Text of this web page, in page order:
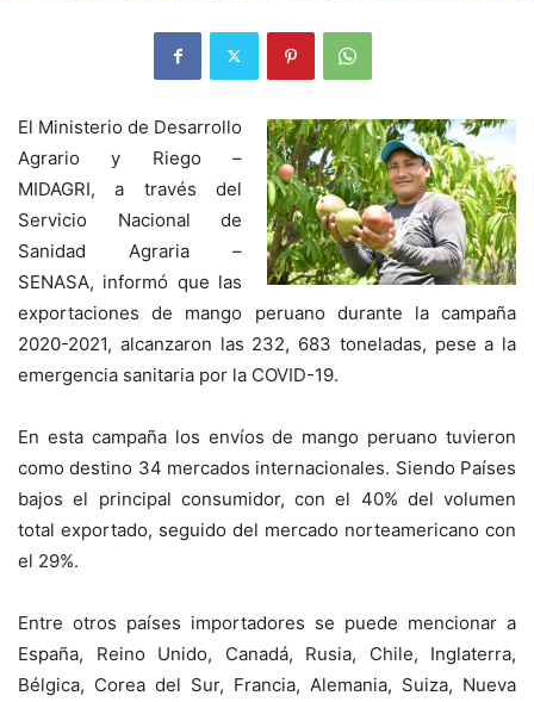
El Ministerio de Desarrollo
Agrario y Riego –
MIDAGRI, a través del
Servicio Nacional de
Sanidad Agraria –
SENASA, informó que las
exportaciones de mango peruano durante la campaña
2020-2021, alcanzaron las 232, 683 toneladas, pese a la
emergencia sanitaria por la COVID-19.
En esta campaña los envíos de mango peruano tuvieron
como destino 34 mercados internacionales. Siendo Países
bajos el principal consumidor, con el 40% del volumen
total exportado, seguido del mercado norteamericano con
el 29%.
Entre otros países importadores se puede mencionar a
España, Reino Unido, Canadá, Rusia, Chile, Inglaterra,
Bélgica, Corea del Sur, Francia, Alemania, Suiza, Nueva